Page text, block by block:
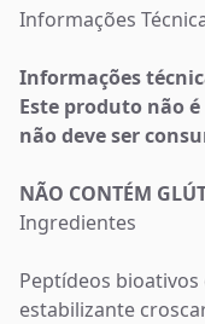
Informações
Informações
Este produto não
não deve ser
NÃO CONTÉM
Ingredientes
Peptídeos
estabilizante